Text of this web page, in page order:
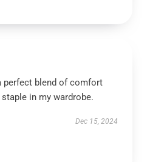
perfect blend of comfort
in my wardrobe.
Dec 15, 2024